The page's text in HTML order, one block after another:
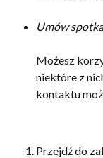
Umów
Możesz
niektóre z
kontaktu
Przejdź do